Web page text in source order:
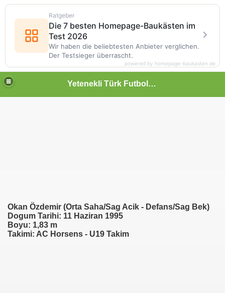
Yetenekli Türk Futbolcular
Okan Özdemir (Orta Saha/Sag Acik - Defans/Sag Bek)
Dogum Tarihi: 11 Haziran 1995
Boyu: 1,83 m
Takimi: AC Horsens - U19 Takim
Ratgeber
Die 7 besten Homepage-Baukästen im
Test 2026
Wir haben die beliebtesten Anbieter verglichen.
Der Testsieger überrascht.
powered by homepage-baukasten.de